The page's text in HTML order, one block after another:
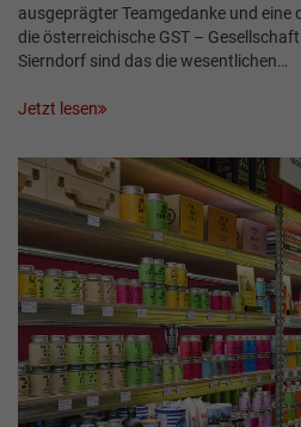
ausgeprägter Teamgedanke und
die österreichische GST –
Sierndorf sind das die wesentlichen…
Jetzt lesen